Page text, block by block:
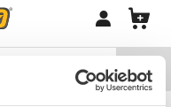
Přihlásit/